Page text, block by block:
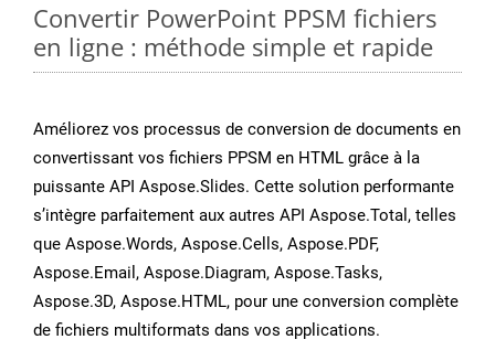
Convertir PowerPoint PPSM fichiers
en ligne : méthode simple et rapide
Améliorez vos processus de conversion de documents en
convertissant vos fichiers PPSM en HTML grâce à la
puissante API Aspose.Slides. Cette solution performante
s’intègre parfaitement aux autres API Aspose.Total, telles
que Aspose.Words, Aspose.Cells, Aspose.PDF,
Aspose.Email, Aspose.Diagram, Aspose.Tasks,
Aspose.3D, Aspose.HTML, pour une conversion complète
de fichiers multiformats dans vos applications.